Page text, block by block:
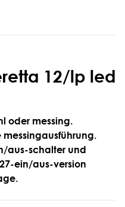
12/lp led
oder messing.
aus-schalter und
ein/aus-version